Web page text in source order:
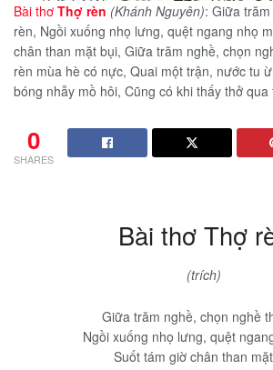
Bài thơ Thợ rèn (Khánh Nguyên): Giữa
rèn, Ngồi xuống nhọ lưng, quệt ngang nhọ
chân than mặt bụi, Giữa trăm nghề, chọn
rèn mùa hè có nực, Quai một trận, nước tu
bóng nhẫy mồ hôi, Cũng có khi thấy thở qua
0
SHARES
Bài thơ Thợ
(trích)
Giữa trăm nghề, chọn nghề
Ngồi xuống nhọ lưng, quệt
Suốt tám giờ chân than